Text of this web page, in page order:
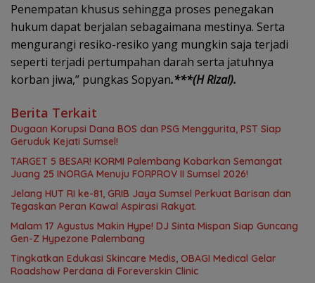
Penempatan khusus sehingga proses penegakan
hukum dapat berjalan sebagaimana mestinya. Serta
mengurangi resiko-resiko yang mungkin saja terjadi
seperti terjadi pertumpahan darah serta jatuhnya
korban jiwa,” pungkas Sopyan.***(H Rizal).
Berita Terkait
Dugaan Korupsi Dana BOS dan PSG Menggurita, PST Siap
Geruduk Kejati Sumsel!
TARGET 5 BESAR! KORMI Palembang Kobarkan Semangat
Juang 25 INORGA Menuju FORPROV II Sumsel 2026!
Jelang HUT RI ke-81, GRIB Jaya Sumsel Perkuat Barisan dan
Tegaskan Peran Kawal Aspirasi Rakyat.
Malam 17 Agustus Makin Hype! DJ Sinta Mispan Siap Guncang
Gen-Z Hypezone Palembang
Tingkatkan Edukasi Skincare Medis, OBAGI Medical Gelar
Roadshow Perdana di Foreverskin Clinic